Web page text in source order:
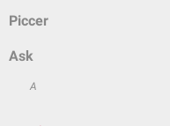
Piccer
Ask
A